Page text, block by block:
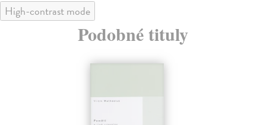
High-contrast mode
Podobné tituly